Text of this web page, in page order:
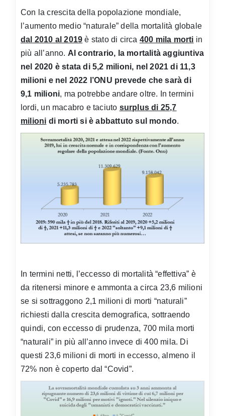
Con la crescita della popolazione mondiale,
l’aumento medio “naturale” della mortalità globale
dal 2010 al 2019 è stato di circa 400 mila morti in
più all’anno. Al contrario, la mortalità aggiuntiva
nel 2020 è stata di 5,2 milioni, nel 2021 di 11,3
milioni e nel 2022 l’ONU prevede che sarà di
9,1 milioni, ma potrebbe andare oltre. In termini
lordi, un macabro e taciuto surplus di 25,7
milioni di morti si è abbattuto sul mondo.
In termini netti, l’eccesso di mortalità “effettiva” è
da ritenersi minore e ammonta a circa 23,6 milioni
se si sottraggono 2,1 milioni di morti “naturali”
richiesti dalla crescita demografica, sottraendo
quindi, con eccesso di prudenza, 700 mila morti
“naturali” in più all’anno invece di 400 mila. Di
questi 23,6 milioni di morti in eccesso, almeno il
72% non è coperto dal “Covid”.